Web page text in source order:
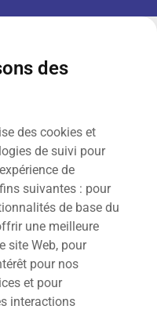
des
des cookies et
de suivi pour
de
suivantes : pour
de base du
une meilleure
site Web, pour
pour nos
et pour
interactions
:
– 18h00
Fermé